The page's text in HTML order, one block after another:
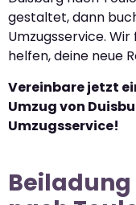
gestaltet, dann
Umzugsservice.
helfen, deine neue
Vereinbare jetzt
Umzug von
Umzugsservice!